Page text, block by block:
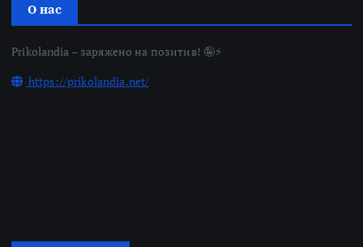
О нас
Prikolandia – заряжено на позитив! 🤪⚡
https://prikolandia.net/